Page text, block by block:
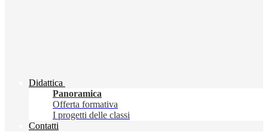
Didattica
Panoramica
Offerta formativa
I progetti delle classi
Contatti